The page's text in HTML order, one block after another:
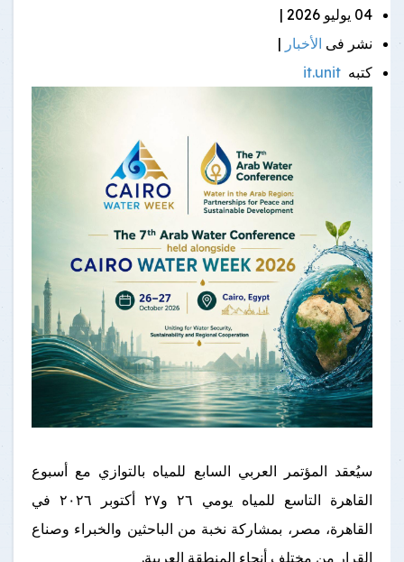
04 يوليو 2026 |
نشر فى الأخبار |
كتبه it.unit
سيُعقد المؤتمر العربي السابع للمياه بالتوازي مع أسبوع
القاهرة التاسع للمياه يومي ٢٦ و٢٧ أكتوبر ٢٠٢٦ في
القاهرة، مصر، بمشاركة نخبة من الباحثين والخبراء وصناع
القرار من مختلف أنحاء المنطقة العربية.